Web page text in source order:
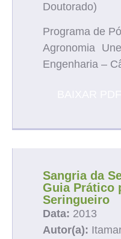
Doutorado)
Programa de
Agronomia
Engenharia –
Sangria da
Guia Prático
Seringueiro
Data: 2013
Autor(a):